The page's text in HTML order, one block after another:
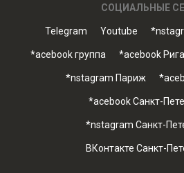
СОЦИАЛЬНЫЕ
Telegram Youtube
*acebook группа *acebook Рига
*nstagram Париж
*acebook Санкт-
*nstagram Санкт-
ВКонтакте Санкт-